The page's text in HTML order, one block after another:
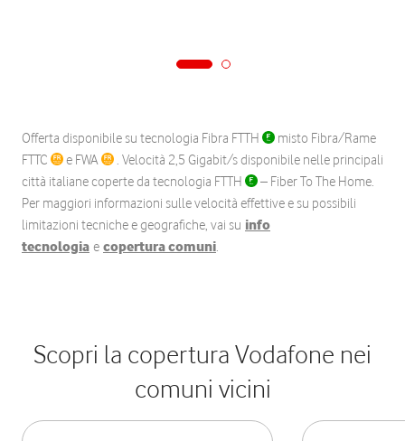
Offerta disponibile su tecnologia Fibra FTTH
misto Fibra/Rame
FTTC
e FWA
. Velocità 2,5 Gigabit/s disponibile nelle principali
città italiane coperte da tecnologia FTTH
– Fiber To The Home.
Per maggiori informazioni sulle velocità effettive e su possibili
limitazioni tecniche e geografiche, vai su info
tecnologia e copertura comuni.
Scopri la copertura Vodafone nei
comuni vicini